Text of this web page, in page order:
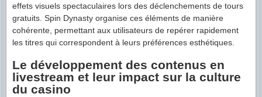
effets visuels spectaculaires lors des déclenchements de tours
gratuits. Spin Dynasty organise ces éléments de manière
cohérente, permettant aux utilisateurs de repérer rapidement
les titres qui correspondent à leurs préférences esthétiques.
Le développement des contenus en
livestream et leur impact sur la culture
du casino